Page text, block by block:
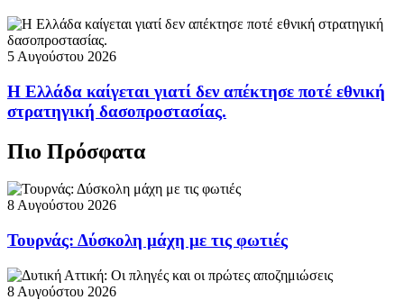
5 Αυγούστου 2026
Η Ελλάδα καίγεται γιατί δεν απέκτησε ποτέ εθνική
στρατηγική δασοπροστασίας.
Πιο Πρόσφατα
8 Αυγούστου 2026
Τουρνάς: Δύσκολη μάχη με τις φωτιές
8 Αυγούστου 2026